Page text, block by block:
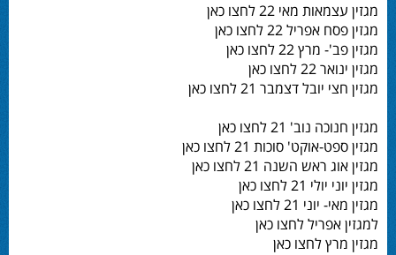
מגזין עצמאות מאי 22 לחצו כאן
מגזין פסח אפריל 22 לחצו כאן
מגזין פב'- מרץ 22 לחצו כאן
מגזין ינואר 22 לחצו כאן
מגזין חצי יובל דצמבר 21 לחצו כאן
מגזין חנוכה נוב' 21 לחצו כאן
מגזין ספט-אוקט' סוכות 21 לחצו כאן
מגזין אוג ראש השנה 21 לחצו כאן
מגזין יוני יולי 21 לחצו כאן
מגזין מאי- יוני 21 לחצו כאן
למגזין אפריל לחצו כאן
מגזין מרץ לחצו כאן